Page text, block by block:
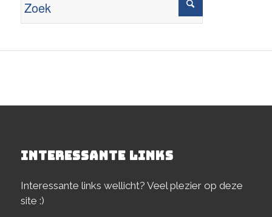
INTERESSANTE LINKS
Interessante links wellicht? Veel plezier op deze
site :)